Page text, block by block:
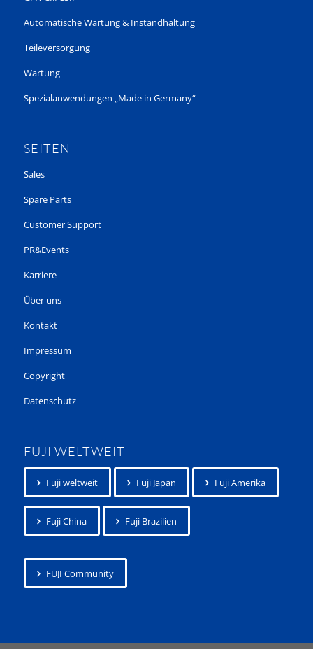
Automatische Wartung & Instandhaltung
Teileversorgung
Wartung
Spezialanwendungen „Made in Germany“
SEITEN
Sales
Spare Parts
Customer Support
PR&Events
Karriere
Über uns
Kontakt
Impressum
Copyright
Datenschutz
FUJI WELTWEIT
Fuji weltweit Fuji Japan Fuji Amerika
Fuji China Fuji Brazilien
FUJI Community